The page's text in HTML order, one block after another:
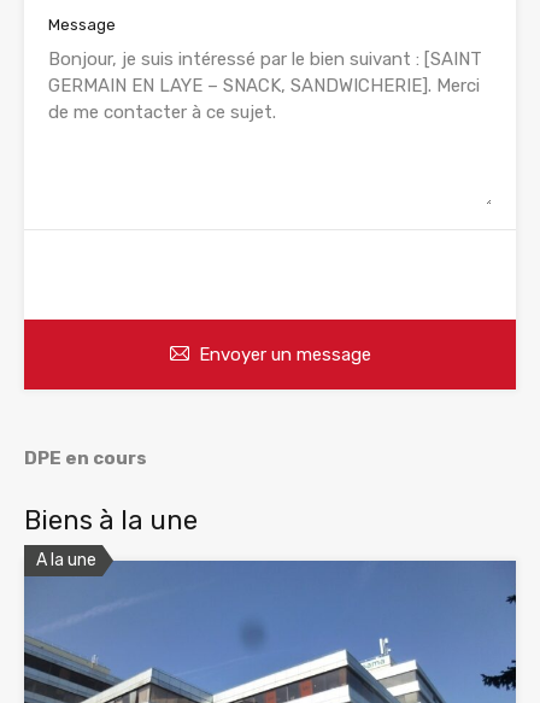
Message
Envoyer un message
DPE en cours
Biens à la une
A la une